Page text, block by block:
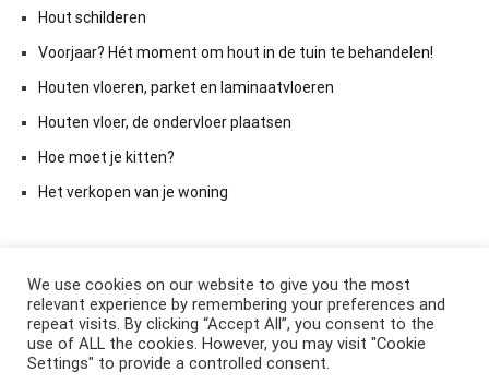
Hout schilderen
Voorjaar? Hét moment om hout in de tuin te behandelen!
Houten vloeren, parket en laminaatvloeren
Houten vloer, de ondervloer plaatsen
Hoe moet je kitten?
Het verkopen van je woning
We use cookies on our website to give you the most
relevant experience by remembering your preferences and
repeat visits. By clicking “Accept All”, you consent to the
use of ALL the cookies. However, you may visit "Cookie
Settings" to provide a controlled consent.